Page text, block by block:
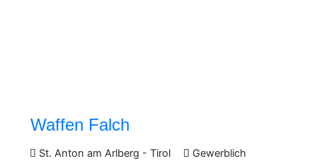
Waffen Falch
St. Anton am Arlberg - Tirol Gewerblich